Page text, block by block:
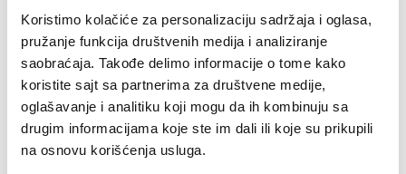
Koristimo kolačiće za personalizaciju sadržaja i oglasa,
pružanje funkcija društvenih medija i analiziranje
saobraćaja. Takođe delimo informacije o tome kako
koristite sajt sa partnerima za društvene medije,
oglašavanje i analitiku koji mogu da ih kombinuju sa
drugim informacijama koje ste im dali ili koje su prikupili
na osnovu korišćenja usluga.
Šifra: 15528
PROVJERITE DOSTUPNOST